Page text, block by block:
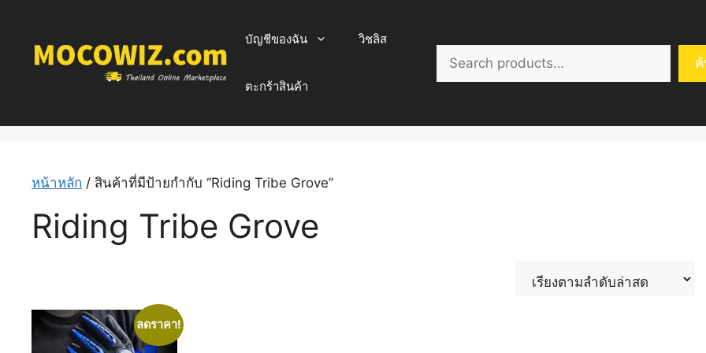
content
บัญชีของฉัน วิชลิส
ตะกร้าสินค้า
หน้าหลัก / สินค้าที่มีป้ายกำกับ “Riding Tribe Grove”
Riding Tribe Grove
ลดราคา!